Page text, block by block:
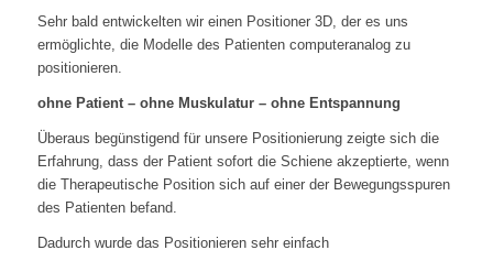
Sehr bald entwickelten wir einen Positioner 3D, der es uns
ermöglichte, die Modelle des Patienten computeranalog zu
positionieren.
ohne Patient – ohne Muskulatur – ohne Entspannung
Überaus begünstigend für unsere Positionierung zeigte sich die
Erfahrung, dass der Patient sofort die Schiene akzeptierte, wenn
die Therapeutische Position sich auf einer der Bewegungsspuren
des Patienten befand.
Dadurch wurde das Positionieren sehr einfach